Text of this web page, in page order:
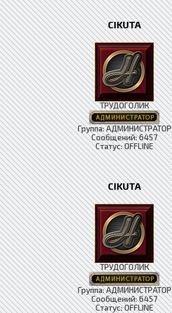
CIKUTA
ТРУДОГОЛИК
Группа: АДМИНИСТРАТОР
Сообщений:6457
Статус:OFFLINE
CIKUTA
ТРУДОГОЛИК
Группа: АДМИНИСТРАТОР
Сообщений:6457
Статус:OFFLINE